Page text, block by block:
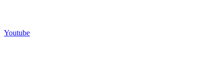
Youtube